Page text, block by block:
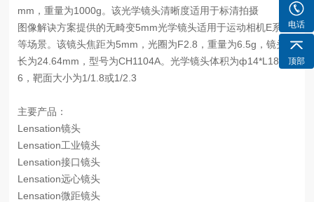
mm，重量为1000g。该光学镜头清晰度适用于标清拍摄
图像解诀方案提供的无畸变5mm光学镜头适用于运动相机E系列
等场景。该镜头焦距为5mm，光圈为F2.8，重量为6.5g，镜头总
长为24.64mm，型号为CH1104A。光学镜头体积为ф14*L18.5
6，靶面大小为1/1.8或1/2.3
主要产品：
Lensation镜头
Lensation工业镜头
Lensation接口镜头
Lensation远心镜头
Lensation微距镜头
电话
顶部